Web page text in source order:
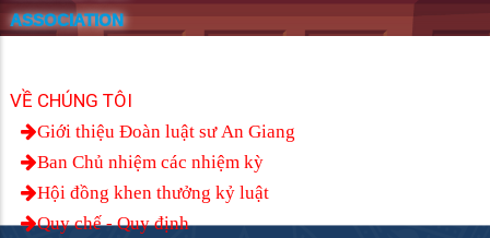
ASSOCIATION
VỀ CHÚNG TÔI
Giới thiệu Đoàn luật sư An Giang
Ban Chủ nhiệm các nhiệm kỳ
Hội đồng khen thưởng kỷ luật
Quy chế - Quy định